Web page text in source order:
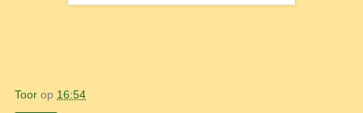
Toor op 16:54